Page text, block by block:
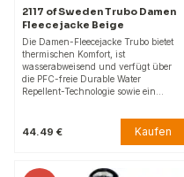
2117 of Sweden Trubo Damen
Fleecejacke Beige
Die Damen-Fleecejacke Trubo bietet
thermischen Komfort, ist
wasserabweisend und verfügt über
die PFC-freie Durable Water
Repellent-Technologie sowie ein…
44.49 € Kaufen